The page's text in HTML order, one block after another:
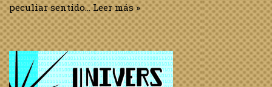
peculiar sentido…Leer más »